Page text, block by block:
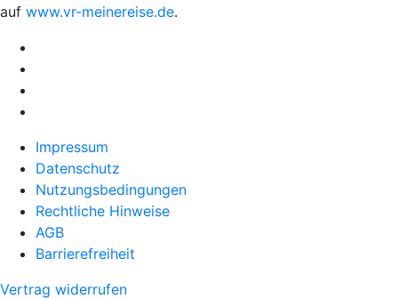
auf www.vr-meinereise.de.
Impressum
Datenschutz
Nutzungsbedingungen
Rechtliche Hinweise
AGB
Barrierefreiheit
Vertrag widerrufen